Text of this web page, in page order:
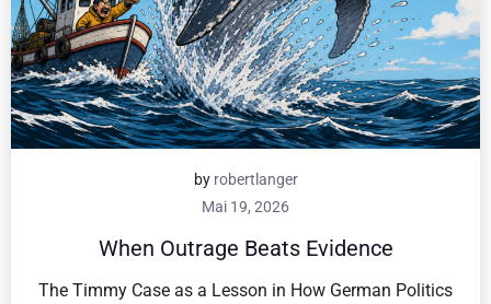
by robertlanger
Mai 19, 2026
When Outrage Beats Evidence
The Timmy Case as a Lesson in How German Politics